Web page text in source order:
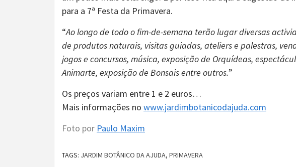
para a 7ª Festa da Primavera.
“Ao longo de todo o fim-de-semana terão lugar diversas
de produtos naturais, visitas guiadas, ateliers e palestras,
jogos e concursos, música, exposição de Orquídeas,
Animarte, exposição de Bonsais entre outros.”
Os preços variam entre 1 e 2 euros…
Mais informações no www.jardimbotanicodajuda.com
Foto por Paulo Maxim
TAGS: JARDIM BOTÂNICO DA AJUDA, PRIMAVERA